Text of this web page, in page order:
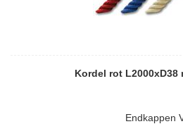
Kordel rot L2000xD38
Endkappen